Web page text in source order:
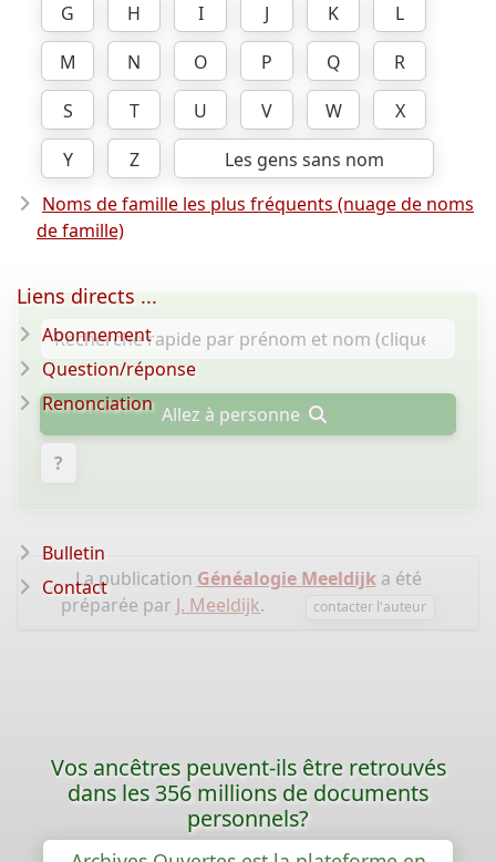
G
H I J K
L
M
N O P Q
R
S
T U V W
X
Y
Z
Les gens sans nom
Noms de famille les plus fréquents (nuage de noms
de famille)
Allez à personne
?
La publication Généalogie Meeldijka été
préparée par J. Meeldijk. contacter l'auteur
Liens directs ...
Abonnement
Question/réponse
Renonciation
Bulletin
Contact
Vos ancêtres peuvent-ils être retrouvés
dans les 356 millions de documents
personnels?